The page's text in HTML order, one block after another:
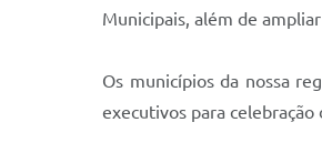
Municipais, além de
Os municípios da nossa
executivos para celebração